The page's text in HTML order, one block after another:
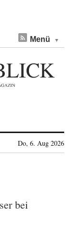
Menü
Do, 6. Aug 2026
bei